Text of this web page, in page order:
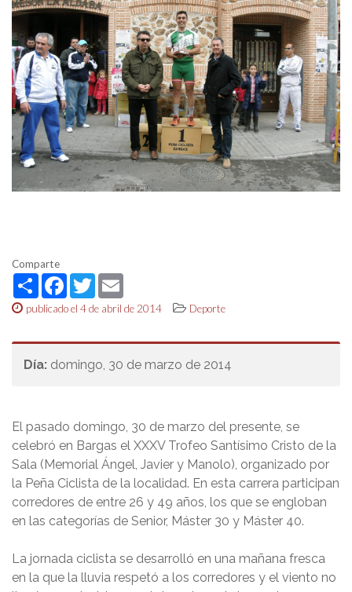
Comparte
ShareFacebook
Twitter
publicado el 4 de abril de 2014 Deporte
Día: domingo, 30 de marzo de 2014
El pasado domingo, 30 de marzo del presente, se
celebró en Bargas el XXXV Trofeo Santísimo Cristo de la
Sala (Memorial Ángel, Javier y Manolo), organizado por
la Peña Ciclista de la localidad. En esta carrera participan
corredores de entre 26 y 49 años, los que se engloban
en las categorías de Senior, Máster 30 y Máster 40.
La jornada ciclista se desarrolló en una mañana fresca
en la que la lluvia respetó a los corredores y el viento no